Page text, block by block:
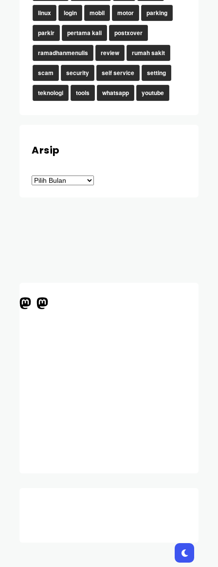
linux login mobil motor parking
parkir pertama kali postxover
ramadhanmenulis review rumah sakit
scam security self service setting
teknologi tools whatsapp youtube
Arsip
Arsip